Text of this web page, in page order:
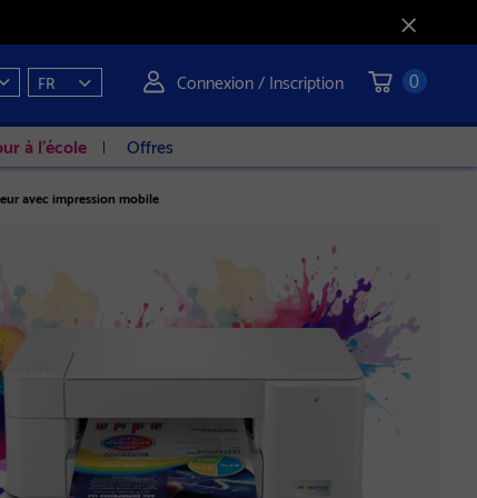
FR Connexion / Inscription 0
à l'école Offres
avec impression mobile